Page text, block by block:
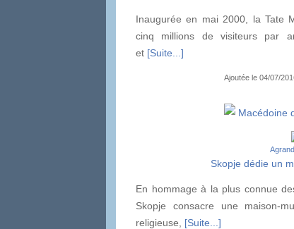
Inaugurée en mai 2000, la Tate
cinq millions de visiteurs par
et [Suite...]
Ajoutée le 04/07/
Macédoine
Skopje dédie un
En hommage à la plus connue
Skopje consacre une maison-
religieuse, [Suite...]